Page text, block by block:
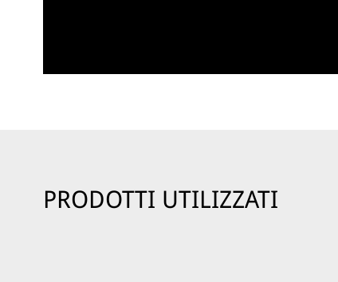
PRODOTTI UTILIZZATI